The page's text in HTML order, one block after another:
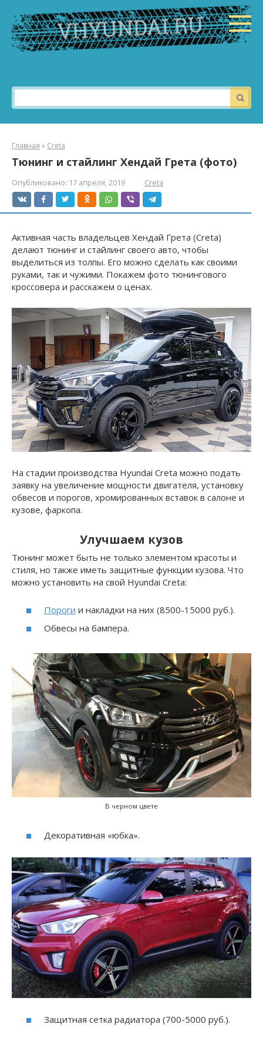
контенту
Поиск:
Главная » Creta
Тюнинг и стайлинг Хендай Грета (фото)
Опубликовано: 17 апреля, 2019 Creta
Активная часть владельцев Хендай Грета (Creta)
делают тюнинг и стайлинг своего авто, чтобы
выделиться из толпы. Его можно сделать как своими
руками, так и чужими. Покажем фото тюнингового
кроссовера и расскажем о ценах.
На стадии производства Hyundai Creta можно подать
заявку на увеличение мощности двигателя, установку
обвесов и порогов, хромированных вставок в салоне и
кузове, фаркопа.
Улучшаем кузов
Тюнинг может быть не только элементом красоты и
стиля, но также иметь защитные функции кузова. Что
можно установить на свой Hyundai Creta:
Пороги и накладки на них (8500-15000 руб.).
Обвесы на бампера.
В черном цвете
Декоративная «юбка».
Защитная сетка радиатора (700-5000 руб.).